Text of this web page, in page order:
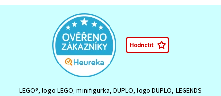
LEGO®, logo LEGO, minifigurka, DUPLO, logo DUPLO, LEGENDS